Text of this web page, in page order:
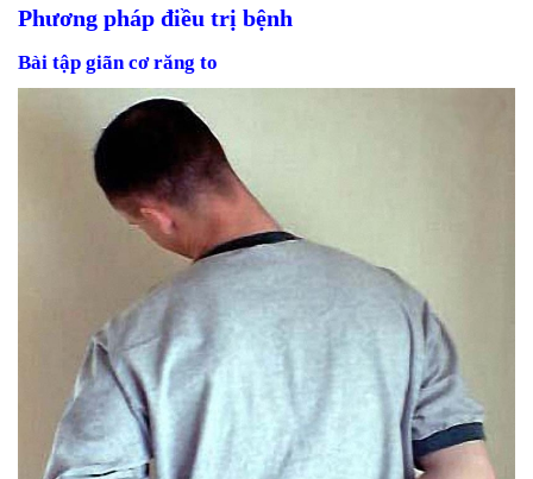
Phương pháp điều trị bệnh
Bài tập giãn cơrăng to